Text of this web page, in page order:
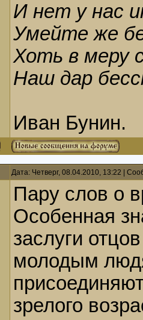
И нет у нас
Умейте же
Хоть в меру
Наш дар
Иван Бунин.
Дата: Четверг, 08.04.2010, 13:22 |
Пару слов о
Особенная
заслуги
молодым
зрелого